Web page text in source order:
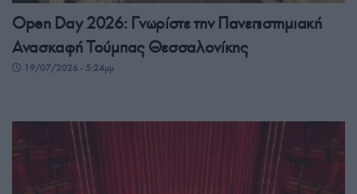
Open Day 2026: Γνωρίστε την Πανεπιστημιακή
Ανασκαφή Τούμπας Θεσσαλονίκης
19/07/2026 - 5:24μμ